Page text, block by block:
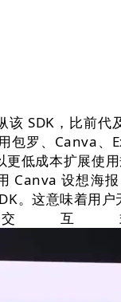
该 SDK，比前代
罗、Canva、
低成本扩展使
Canva 设想海
。这意味着用
互